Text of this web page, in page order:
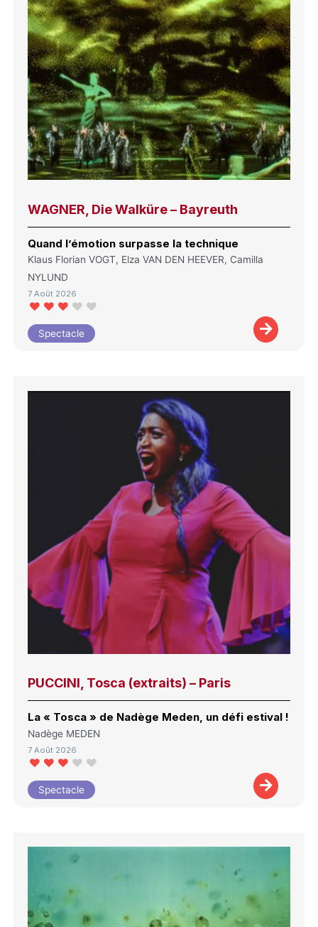
WAGNER, Die Walküre – Bayreuth
Quand l’émotion surpasse la technique
Klaus Florian VOGT, Elza VAN DEN HEEVER, Camilla
NYLUND
7 Août 2026
Spectacle
PUCCINI, Tosca (extraits) – Paris
La « Tosca » de Nadège Meden, un défi estival !
Nadège MEDEN
7 Août 2026
Spectacle